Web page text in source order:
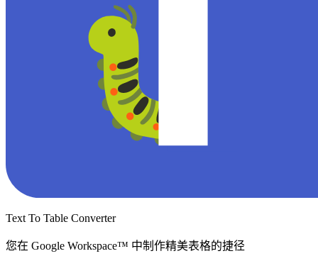
Text To Table Converter
您在 Google Workspace™ 中制作精美表格的捷径